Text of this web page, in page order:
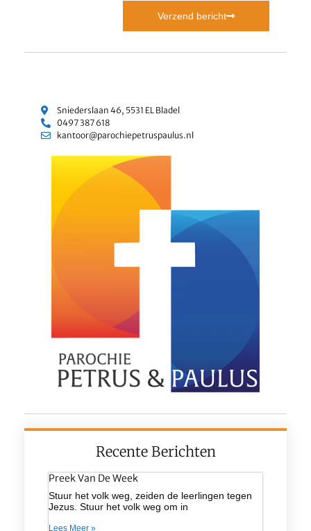
Verzend bericht
Sniederslaan 46, 5531 EL Bladel
0497 387 618
kantoor@parochiepetruspaulus.nl
Recente Berichten
Preek Van De Week
Stuur het volk weg, zeiden de leerlingen tegen
Jezus. Stuur het volk weg om in
Lees Meer »